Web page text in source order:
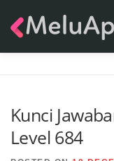
Kunci
Level 684